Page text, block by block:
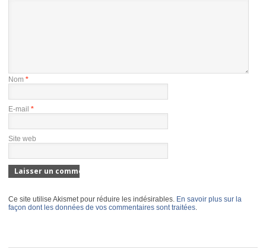
Nom *
E-mail *
Site web
Ce site utilise Akismet pour réduire les indésirables. En savoir plus sur la
façon dont les données de vos commentaires sont traitées.